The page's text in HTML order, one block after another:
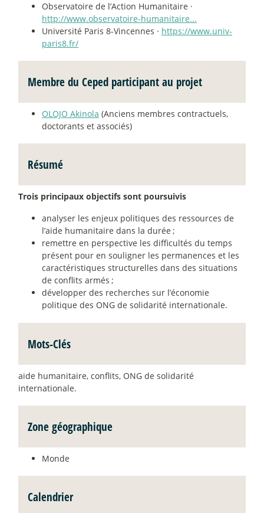
Observatoire de l’Action Humanitaire ·
http://www.observatoire-humanitaire...
Université Paris 8-Vincennes · https://www.univ-
paris8.fr/
Membre du Ceped participant au projet
OLOJO Akinola (Anciens membres contractuels,
doctorants et associés)
Résumé
Trois principaux objectifs sont poursuivis
analyser les enjeux politiques des ressources de
l’aide humanitaire dans la durée ;
remettre en perspective les difficultés du temps
présent pour en souligner les permanences et les
caractéristiques structurelles dans des situations
de conflits armés ;
développer des recherches sur l’économie
politique des ONG de solidarité internationale.
Mots-Clés
aide humanitaire, conflits, ONG de solidarité
internationale.
Zone géographique
Monde
Calendrier